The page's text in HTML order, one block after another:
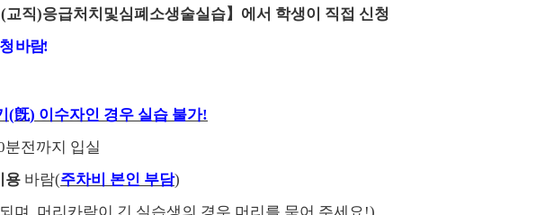
(교직)응급처치및심폐소생술실습】 에서 학생이 직접 신청
바람!
(旣) 이수자인 경우 실습 불가!
분전까지 입실
용 바람(주차비 본인 부담)